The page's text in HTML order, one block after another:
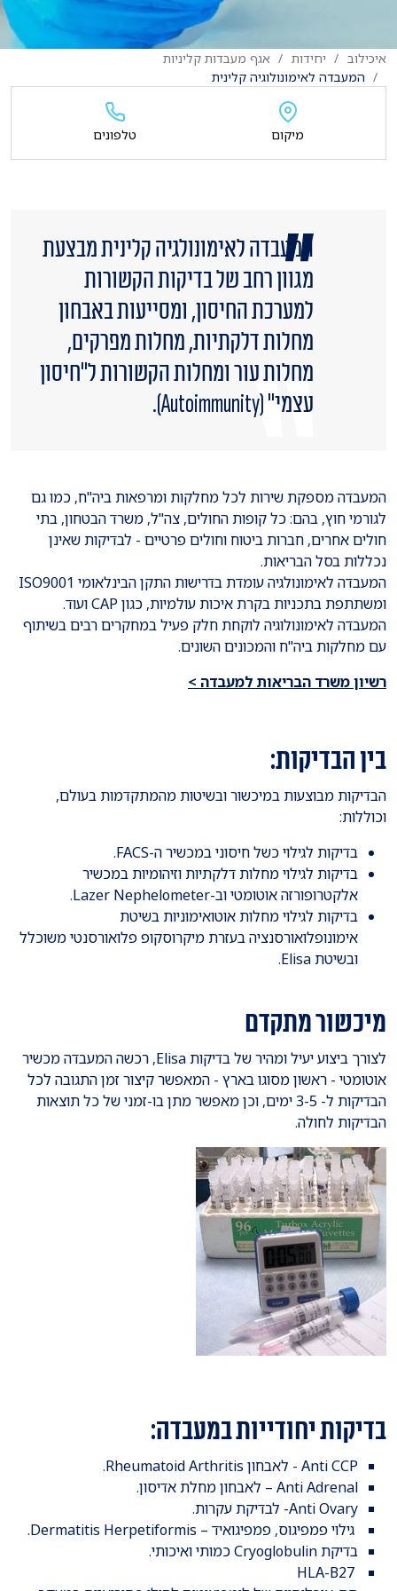
איכילוב יחידות
אגף מעבדות קליניות
המעבדה לאימונולוגיה קלינית
​המעבדה לאימונולגיה קלינית מבצעת
מגוון רחב של בדיקות הקשורות
למערכת החיסון, ומסייעות באבחון
מחלות דלקתיות, מחלות מפרקים,
מחלות עור ומחלות הקשורות ל"חיסון
עצמי" (Autoimmunity).
המעבדה מספקת שירות לכל מחלקות ומרפאות ביה"ח, כמו גם
לגורמי חוץ, בהם: כל קופות החולים, צה"ל, משרד הבטחון, בתי
חולים אחרים, חברות ביטוח וחולים פרטיים - לבדיקות שאינן
נכללות בסל הבריאות.
המעבדה לאימונולגיה עומדת בדרישות התקן הבינלאומי ISO9001
ומשתתפת בתכניות בקרת איכות עולמיות, כגון CAP ועוד.
המעבדה לאימונולוגיה לוקחת חלק פעיל במחקרים רבים בשיתוף
עם מחלקות ביה"ח והמכונים השונים.
רשיון משרד הבריאות למעבדה >
בין הבדיקות:
הבדיקות מבוצעות במיכשור ובשיטות מהמתקדמות בעולם,
וכוללות:
בדיקות לגילוי כשל חיסוני במכשיר ה-FACS.
בדיקות לגילוי מחלות דלקתיות וזיהומיות במכשיר
אלקטרופורזה אוטומטי וב-Lazer Nephelometer.
בדיקות לגילוי מחלות אוטואימוניות בשיטת
אימונופלואורסנציה בעזרת מיקרוסקופ פלואורסנטי משוכלל
ובשיטת Elisa.
מיכשור מתקדם
לצורך ביצוע יעיל ומהיר של בדיקות Elisa, רכשה המעבדה מכשיר
אוטומטי - ראשון מסוגו בארץ - המאפשר קיצור זמן התגובה לכל
הבדיקות ל- 3-5 ימים, וכן מאפשר מתן בו-זמני של כל תוצאות
הבדיקות לחולה.
בדיקות יחודייות במעבדה:
Anti CCP - לאבחון Rheumatoid Arthritis.
Anti Adrenal – לאבחון מחלת אדיסון.
Anti Ovary- לבדיקת עקרות.
גילוי פמפיגוס, פמפיגואיד – Dermatitis Herpetiformis.
בדיקת Cryoglobulin כמותי ואיכותי.
מיקום טלפונים